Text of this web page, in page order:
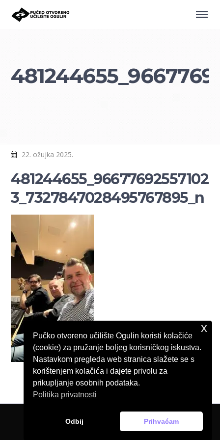
22. ožujka 2025.
481244655_96677692557102
3_7327847028495767895_n
© Pučko otvoreno učilište Ogulin, 2026.
Pučko otvoreno učilište Ogulin koristi kolačiće
(cookie) za pružanje boljeg korisničkog iskustva.
Nastavkom pregleda web stranica slažete se s
korištenjem kolačića i dajete privolu za
prikupljanje osobnih podataka.
Politika privatnosti
Odbij Prihvaćam
x